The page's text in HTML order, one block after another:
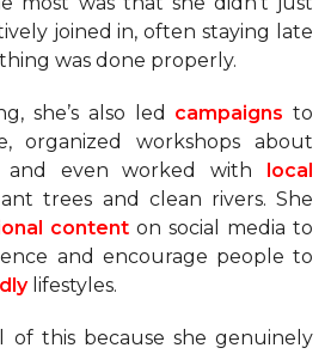
joined in, often staying late
was done properly.
she’s also led campaigns to
organized workshops about
and even worked with
local
trees and clean rivers. She
content on social media to
and encourage people to
lifestyles.
of this because she genuinely